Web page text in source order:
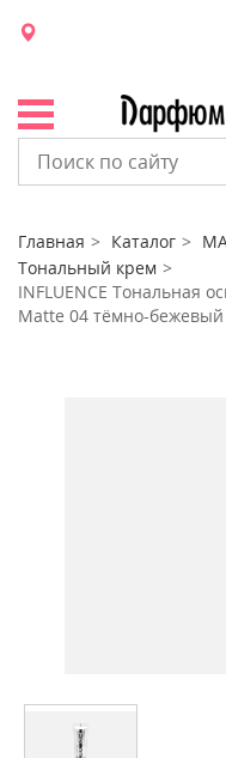
Главная Каталог
Тональный крем
INFLUENCE Тональная
Matte 04 тёмно-бежевый